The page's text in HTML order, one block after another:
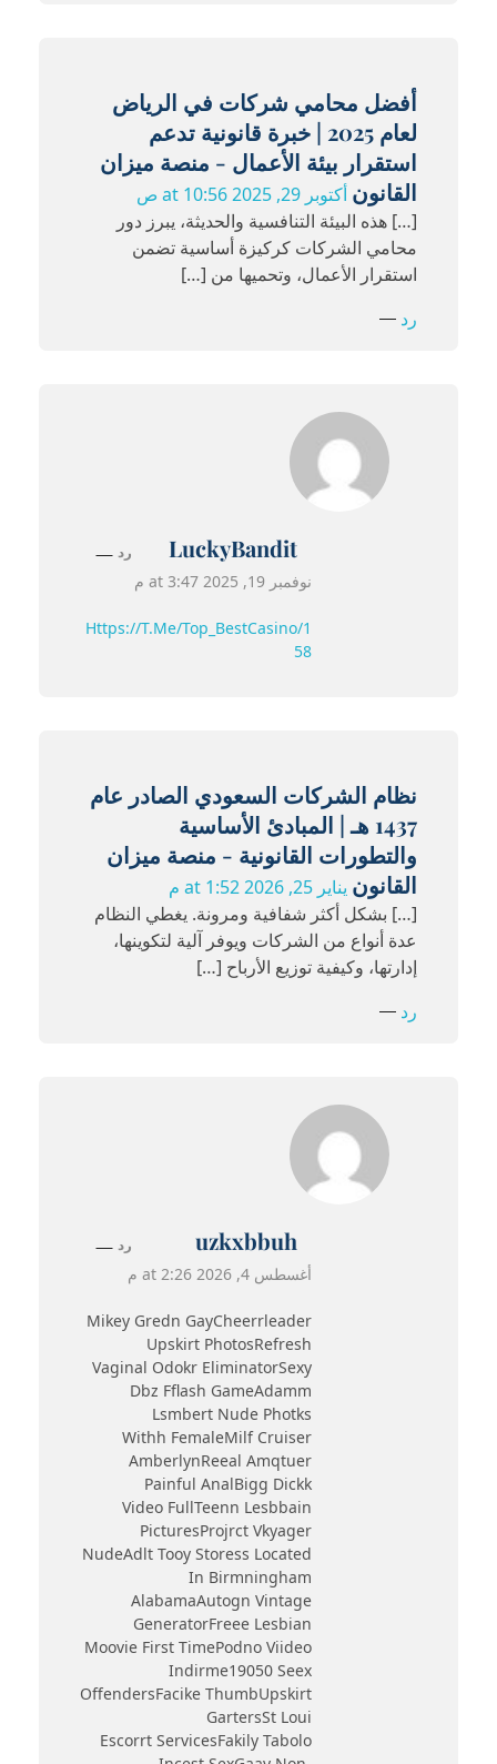
أفضل محامي شركات في الرياض
لعام 2025 | خبرة قانونية تدعم
استقرار بيئة الأعمال - منصة ميزان
القانون أكتوبر 29, 2025 at 10:56 ص
[…] هذه البيئة التنافسية والحديثة، يبرز دور
محامي الشركات كركيزة أساسية تضمن
استقرار الأعمال، وتحميها من […]
رد
LuckyBandit
نوفمبر 19, 2025 at 3:47 م
Https://t.me/Top_BestCasino/1
58
رد
نظام الشركات السعودي الصادر عام
1437 هـ | المبادئ الأساسية
والتطورات القانونية - منصة ميزان
القانون يناير 25, 2026 at 1:52 م
[…] بشكل أكثر شفافية ومرونة. يغطي النظام
عدة أنواع من الشركات ويوفر آلية لتكوينها،
إدارتها، وكيفية توزيع الأرباح […]
رد
uzkxbbuh
أغسطس 4, 2026 at 2:26 م
Mikey Gredn GayCheerrleader
Upskirt PhotosRefresh
Vaginal Odokr EliminatorSexy
Dbz Fflash GameAdamm
Lsmbert Nude Photks
Withh FemaleMilf Cruiser
AmberlynReeal Amqtuer
Painful AnalBigg Dickk
Video FullTeenn Lesbbain
PicturesProjrct Vkyager
NudeAdlt Tooy Storess Located
In Birmningham
AlabamaAutogn Vintage
GeneratorFreee Lesbian
Moovie First TimePodno Viideo
Indirme19050 Seex
OffendersFacike ThumbUpskirt
GartersSt Loui
Escorrt ServicesFakily Tabolo
رد